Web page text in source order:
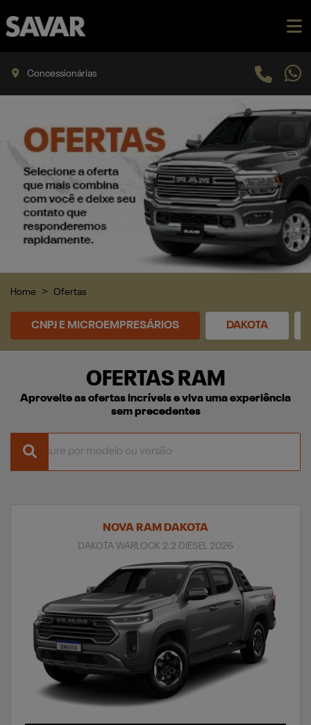
Concessionárias
Home Ofertas
CNPJ E MICROEMPRESÁRIOS DAKOTA
OFERTAS RAM
Aproveite as ofertas incríveis e viva uma experiência
sem precedentes
NOVA RAM DAKOTA
DAKOTA WARLOCK 2.2 DIESEL 2026